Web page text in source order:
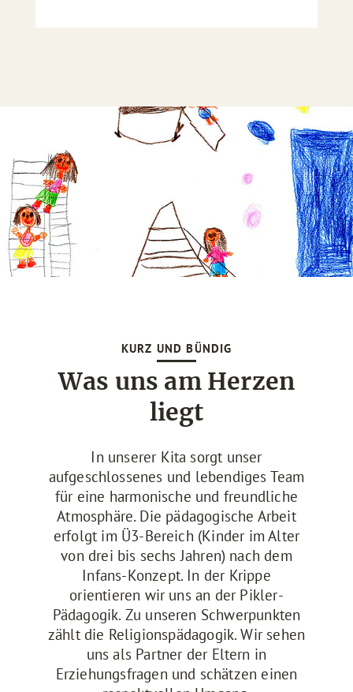
KURZ UND BÜNDIG
Was uns am Herzen
liegt
In unserer Kita sorgt unser
aufgeschlossenes und lebendiges Team
für eine harmonische und freundliche
Atmosphäre. Die pädagogische Arbeit
erfolgt im Ü3-Bereich (Kinder im Alter
von drei bis sechs Jahren) nach dem
Infans-Konzept. In der Krippe
orientieren wir uns an der Pikler-
Pädagogik. Zu unseren Schwerpunkten
zählt die Religionspädagogik. Wir sehen
uns als Partner der Eltern in
Erziehungsfragen und schätzen einen